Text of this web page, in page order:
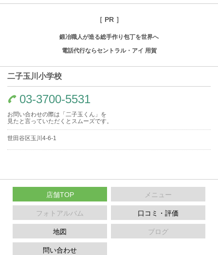
［ PR ］
鍛冶職人が造る総手作り包丁を世界へ
電話代行ならセントラル・アイ 用賀
二子玉川小学校
03-3700-5531
お問い合わせの際は「二子玉くん」を
見たと言っていただくとスムーズです。
世田谷区玉川4-6-1
店舗TOP メニュー
フォトアルバム 口コミ・評価
地図 ブログ
問い合わせ